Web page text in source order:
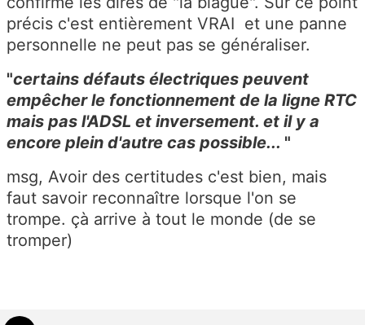
précis c'est entièrement VRAI et une panne
personnelle ne peut pas se généraliser.
"certains défauts électriques peuvent
empêcher le fonctionnement de la ligne RTC
mais pas l'ADSL et inversement. et il y a
encore plein d'autre cas possible... "
msg, Avoir des certitudes c'est bien, mais
faut savoir reconnaître lorsque l'on se
trompe. çà arrive à tout le monde (de se
tromper)